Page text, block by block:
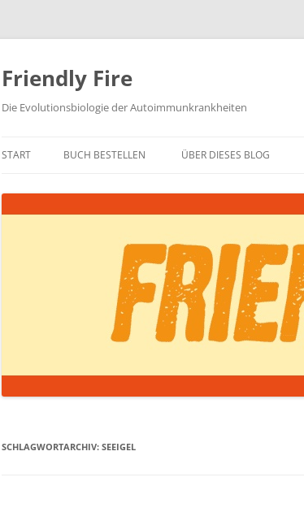
Zum
springen
Friendly Fire
Die Evolutionsbiologie der Autoimmunkrankheiten
START BUCH BESTELLEN ÜBER DIESES BLOG
SCHLAGWORTARCHIV: SEEIGEL